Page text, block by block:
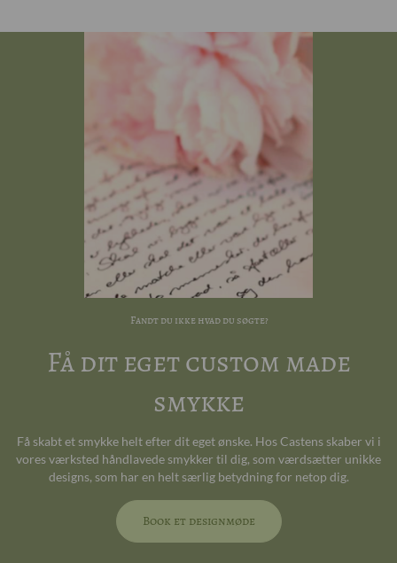
Fandt du ikke hvad du søgte?
Få dit eget custom made
smykke
Få skabt et smykke helt efter dit eget ønske. Hos Castens skaber vi i
vores værksted håndlavede smykker til dig, som værdsætter unikke
designs, som har en helt særlig betydning for netop dig.
Book et designmøde